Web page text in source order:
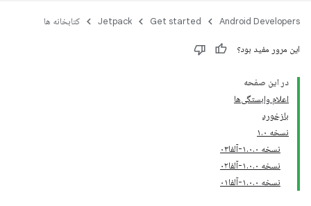
Android Developers
Get started
Jetpack کتابخانه ها
این مرور مفید بود؟
در این صفحه
اعلام وابستگی‌ها
بازخورد
نسخه ۱.۰
نسخه ۱.۰.۰-آلفا۰۳
نسخه ۱.۰.۰-آلفا۰۲
نسخه ۱.۰.۰-آلفا۰۱